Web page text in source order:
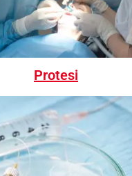
Protesi